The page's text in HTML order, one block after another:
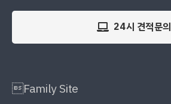
24시 견적문의
Family Site